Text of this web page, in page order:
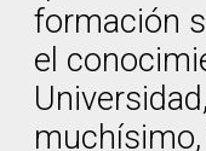
formación
el